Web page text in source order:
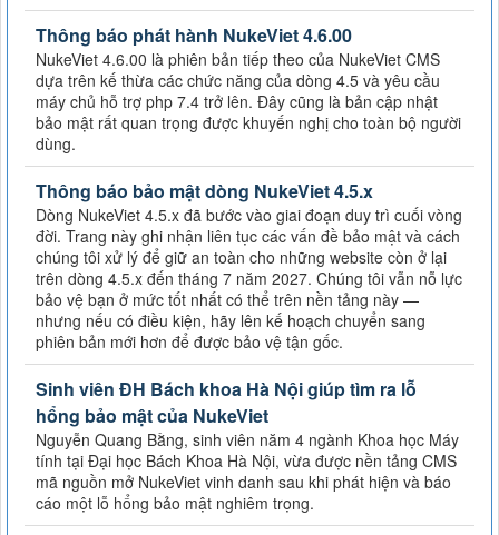
Thông báo phát hành NukeViet 4.6.00
NukeViet 4.6.00 là phiên bản tiếp theo của NukeViet CMS
dựa trên kế thừa các chức năng của dòng 4.5 và yêu cầu
máy chủ hỗ trợ php 7.4 trở lên. Đây cũng là bản cập nhật
bảo mật rất quan trọng được khuyến nghị cho toàn bộ người
dùng.
Thông báo bảo mật dòng NukeViet 4.5.x
Dòng NukeViet 4.5.x đã bước vào giai đoạn duy trì cuối vòng
đời. Trang này ghi nhận liên tục các vấn đề bảo mật và cách
chúng tôi xử lý để giữ an toàn cho những website còn ở lại
trên dòng 4.5.x đến tháng 7 năm 2027. Chúng tôi vẫn nỗ lực
bảo vệ bạn ở mức tốt nhất có thể trên nền tảng này —
nhưng nếu có điều kiện, hãy lên kế hoạch chuyển sang
phiên bản mới hơn để được bảo vệ tận gốc.
Sinh viên ĐH Bách khoa Hà Nội giúp tìm ra lỗ
hổng bảo mật của NukeViet
Nguyễn Quang Bằng, sinh viên năm 4 ngành Khoa học Máy
tính tại Đại học Bách Khoa Hà Nội, vừa được nền tảng CMS
mã nguồn mở NukeViet vinh danh sau khi phát hiện và báo
cáo một lỗ hổng bảo mật nghiêm trọng.